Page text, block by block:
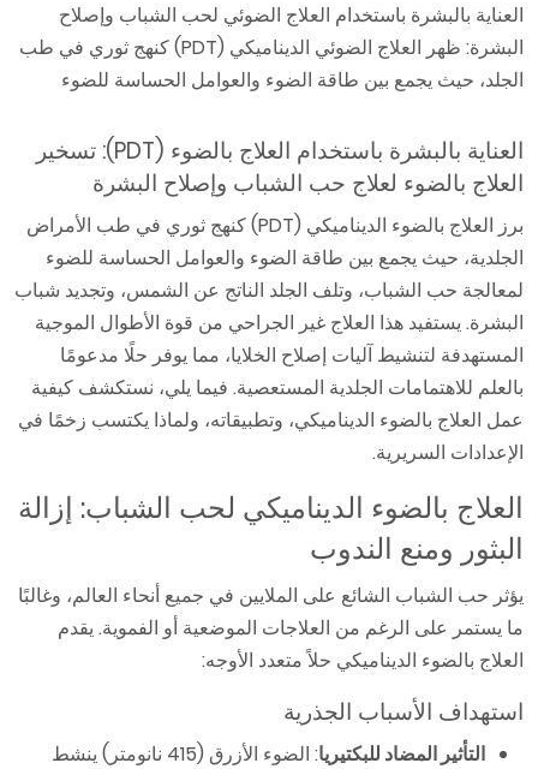
العناية بالبشرة باستخدام العلاج الضوئي لحب الشباب وإصلاح
البشرة: ظهر العلاج الضوئي الديناميكي (PDT) كنهج ثوري في طب
الجلد، حيث يجمع بين طاقة الضوء والعوامل الحساسة للضوء
العناية بالبشرة باستخدام العلاج بالضوء (PDT): تسخير
العلاج بالضوء لعلاج حب الشباب وإصلاح البشرة
برز العلاج بالضوء الديناميكي (PDT) كنهج ثوري في طب الأمراض
الجلدية، حيث يجمع بين طاقة الضوء والعوامل الحساسة للضوء
لمعالجة حب الشباب، وتلف الجلد الناتج عن الشمس، وتجديد شباب
البشرة. يستفيد هذا العلاج غير الجراحي من قوة الأطوال الموجية
المستهدفة لتنشيط آليات إصلاح الخلايا، مما يوفر حلًا مدعومًا
بالعلم للاهتمامات الجلدية المستعصية. فيما يلي، نستكشف كيفية
عمل العلاج بالضوء الديناميكي، وتطبيقاته، ولماذا يكتسب زخمًا في
الإعدادات السريرية.
العلاج بالضوء الديناميكي لحب الشباب: إزالة
البثور ومنع الندوب
يؤثر حب الشباب الشائع على الملايين في جميع أنحاء العالم، وغالبًا
ما يستمر على الرغم من العلاجات الموضعية أو الفموية. يقدم
العلاج بالضوء الديناميكي حلاً متعدد الأوجه:
استهداف الأسباب الجذرية
التأثير المضاد للبكتيريا
: الضوء الأزرق (415 نانومتر) ينشط